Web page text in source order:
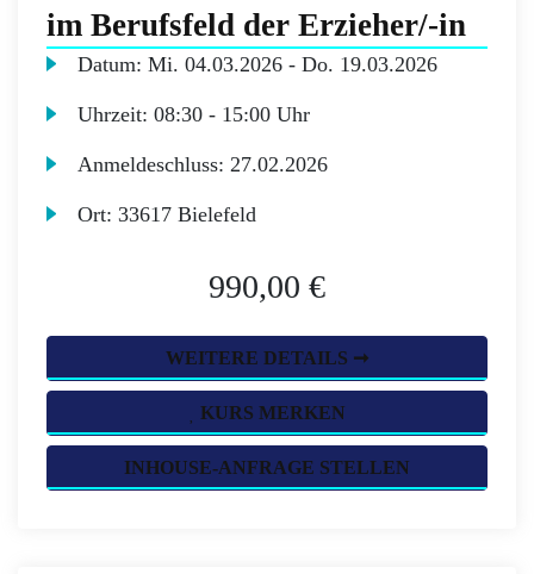
im Berufsfeld der Erzieher/-in
Datum:Mi. 04.03.2026 -Do. 19.03.2026
Uhrzeit:08:30 - 15:00 Uhr
Anmeldeschluss:27.02.2026
Ort:33617 Bielefeld
990,00 €
WEITERE DETAILS ➞
KURS MERKEN
INHOUSE-ANFRAGE STELLEN